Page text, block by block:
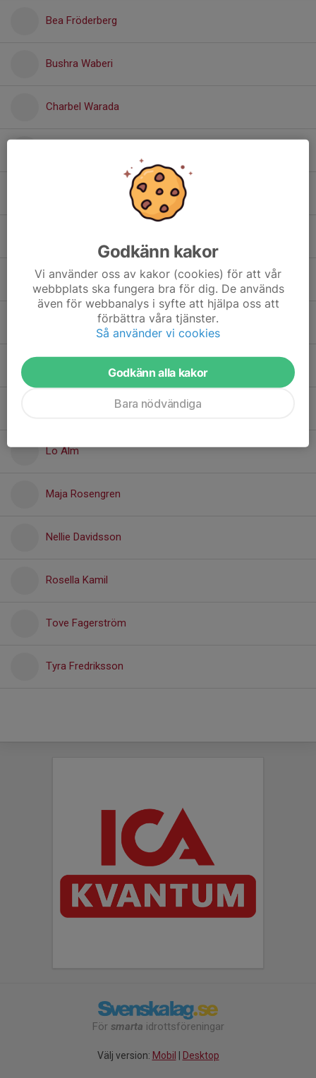
Bea Fröderberg
Bushra Waberi
Charbel Warada
Fatima Ahlam Jama
Hannah Abdi
Lo Alm
Maja Rosengren
Nellie Davidsson
Rosella Kamil
Tove Fagerström
Tyra Fredriksson
För smarta idrottsföreningar
Välj version: Mobil Desktop
Godkänn kakor
Vi använder oss av kakor (cookies) för att vår
webbplats ska fungera bra för dig. De används
även för webbanalys i syfte att hjälpa oss att
förbättra våra tjänster.
Så använder vi cookies
Godkänn alla kakor
Bara nödvändiga